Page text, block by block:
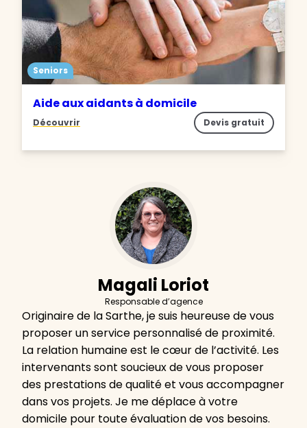
Seniors
Aide aux aidants à domicile
Découvrir Devis gratuit
Magali Loriot
Responsable d’agence
Originaire de la Sarthe, je suis heureuse de vous
proposer un service personnalisé de proximité.
La relation humaine est le cœur de l’activité. Les
intervenants sont soucieux de vous proposer
des prestations de qualité et vous accompagner
dans vos projets. Je me déplace à votre
domicile pour toute évaluation de vos besoins.